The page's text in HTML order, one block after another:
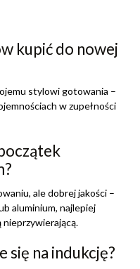
kupić do nowej
stylowi gotowania –
w zupełności
ale dobrej jakości –
aluminium, najlepiej
nieprzywierającą.
się na indukcję?